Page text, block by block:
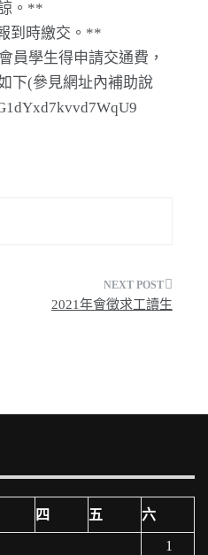
。**
到時繳交。**
員學生得申請交通費，
下(參見網址內補助說
2021年會徵求工讀生
四 五 六
1